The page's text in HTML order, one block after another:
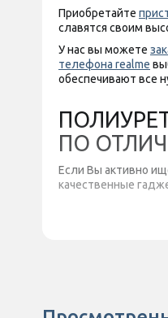
Приобретайте
славятся своим
У нас вы можете
телефона realme
обеспечивают все
ПО
Если Вы активно
качественные